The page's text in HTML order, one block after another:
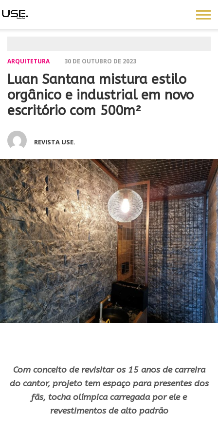
ARQUITETURA 30 DE OUTUBRO DE 2023
Luan Santana mistura estilo
orgânico e industrial em novo
escritório com 500m²
REVISTA USE.
Com conceito de revisitar os 15 anos de carreira
do cantor, projeto tem espaço para presentes dos
fãs, tocha olímpica carregada por ele e
revestimentos de alto padrão